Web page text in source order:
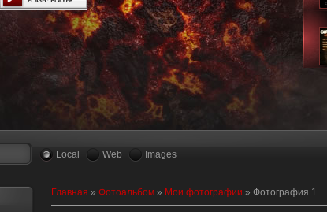
Local Web Images
Главная » Фотоальбом » Мои фотографии » Фотография 1